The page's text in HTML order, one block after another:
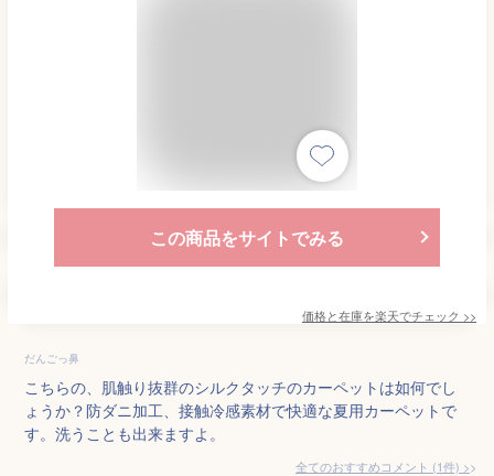
この商品をサイトでみる
価格と在庫を楽天でチェック >>
だんごっ鼻
こちらの、肌触り抜群のシルクタッチのカーペットは如何でし
ょうか？防ダニ加工、接触冷感素材で快適な夏用カーペットで
す。洗うことも出来ますよ。
全てのおすすめコメント (1件) >